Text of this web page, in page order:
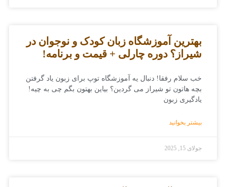
بهترین آموزشگاه زبان کودک و نوجوان در
شیراز؟ دوره چارلی + قیمت و برنامه!
خب سلام رفقا! دنبال یه آموزشگاه توپ برای زبون یاد گرفتن
بچه هاتون تو شیراز می گردین؟ بیاین بهتون بگم چی به چیه!
یادگیری زبون
بیشتر بخوانید
جولای 15, 2025